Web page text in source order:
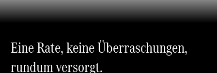
Alle
Sprinter
Kastenwagen
Tourer
Eine Rate, keine Überraschungen,
rundum versorgt.